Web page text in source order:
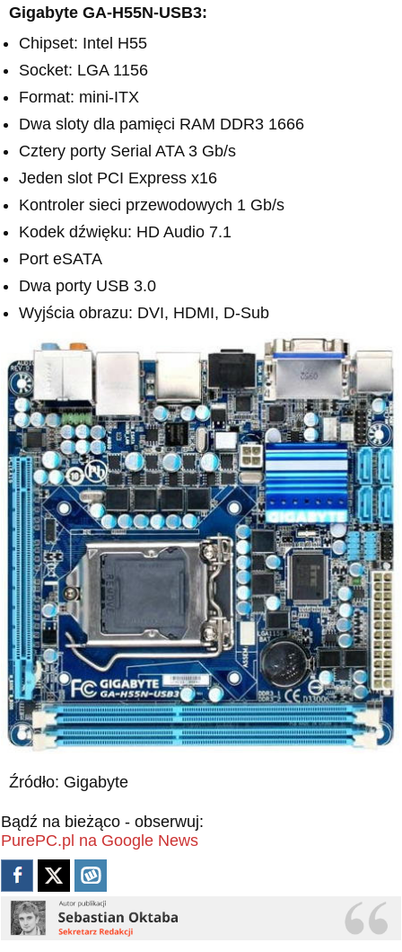
Gigabyte GA-H55N-USB3:
Chipset: Intel H55
Socket: LGA 1156
Format: mini-ITX
Dwa sloty dla pamięci RAM DDR3 1666
Cztery porty Serial ATA 3 Gb/s
Jeden slot PCI Express x16
Kontroler sieci przewodowych 1 Gb/s
Kodek dźwięku: HD Audio 7.1
Port eSATA
Dwa porty USB 3.0
Wyjścia obrazu: DVI, HDMI, D-Sub
Źródło: Gigabyte
Bądź na bieżąco - obserwuj:
PurePC.pl na Google News